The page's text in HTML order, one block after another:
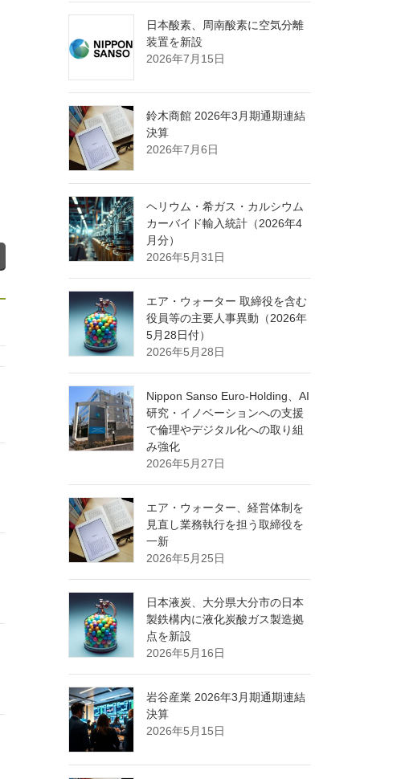
日本酸素、周南酸素に空気分離
装置を新設
2026年7月15日
鈴木商館 2026年3月期通期連結
決算
2026年7月6日
ヘリウム・希ガス・カルシウム
カーバイド輸入統計（2026年4
月分）
2026年5月31日
エア・ウォーター 取締役を含む
役員等の主要人事異動（2026年
5月28日付）
2026年5月28日
Nippon Sanso Euro-Holding、AI
研究・イノベーションへの支援
で倫理やデジタル化への取り組
み強化
2026年5月27日
エア・ウォーター、経営体制を
見直し業務執行を担う取締役を
一新
2026年5月25日
日本液炭、大分県大分市の日本
製鉄構内に液化炭酸ガス製造拠
点を新設
2026年5月16日
岩谷産業 2026年3月期通期連結
決算
2026年5月15日